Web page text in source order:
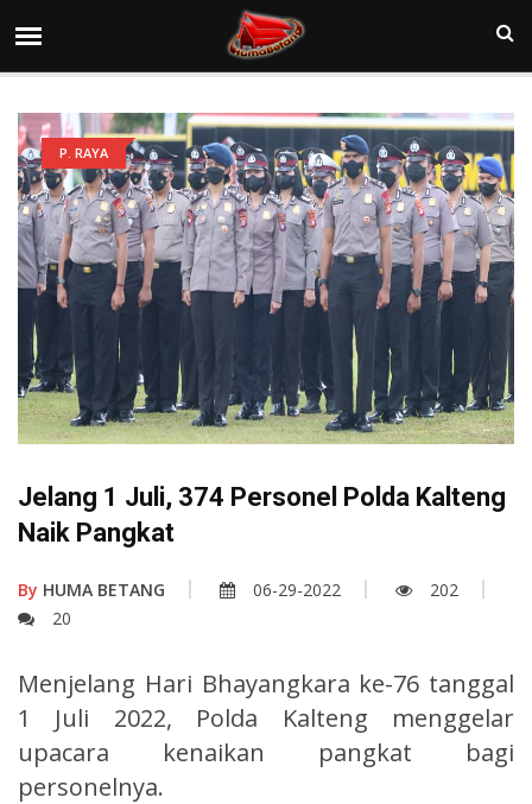
P. RAYA
Jelang 1 Juli, 374 Personel Polda Kalteng
Naik Pangkat
By HUMA BETANG 06-29-2022
202
20
Menjelang Hari Bhayangkara ke-76 tanggal
1 Juli 2022, Polda Kalteng menggelar
upacara kenaikan pangkat bagi
personelnya.